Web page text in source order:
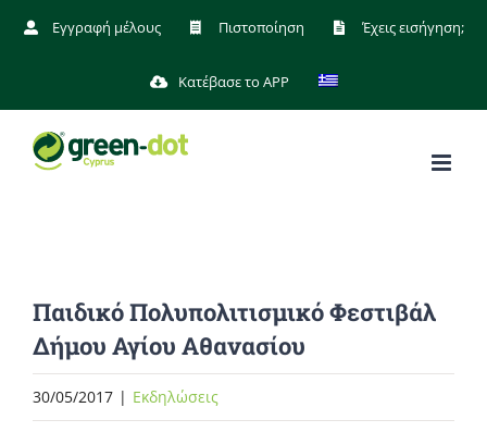
ΜετάβασηΕγγραφή μέλους Πιστοποίηση Έχεις εισήγηση;
Κατέβασε το APP
Παιδικό Πολυπολιτισμικό Φεστιβάλ
Δήμου Αγίου Αθανασίου
30/05/2017 | Eκδηλώσεις